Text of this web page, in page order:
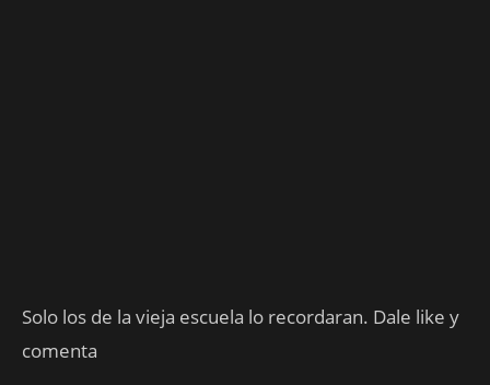
Solo los de la vieja escuela lo recordaran. Dale like y
comenta